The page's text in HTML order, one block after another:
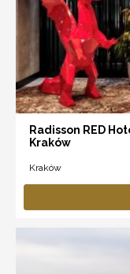
Radisson RED
Kraków
Kraków